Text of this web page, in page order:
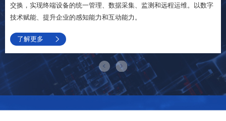
交换，实现终端设备的统一管理、数据采集、监测和远程运维。以数字
技术赋能、提升企业的感知能力和互动能力。
了解更多